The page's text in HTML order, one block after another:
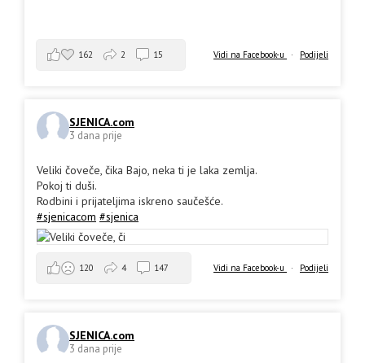
Vidi na Facebook-u · Podijeli
162 2 15
SJENICA.com
3 dana prije
Veliki čoveče, čika Bajo, neka ti je laka zemlja.
Pokoj ti duši.
Rodbini i prijateljima iskreno saučešće.
#sjenicacom #sjenica
Vidi na Facebook-u · Podijeli
120 4 147
SJENICA.com
3 dana prije